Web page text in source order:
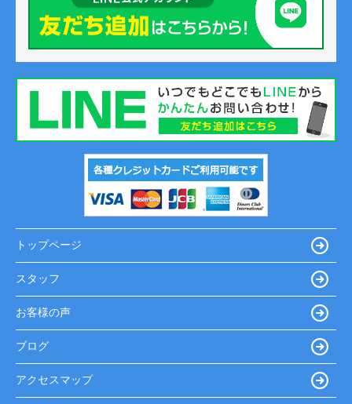
トップページ
スタッフ
お客様の声
ブログ
アクセスマップ